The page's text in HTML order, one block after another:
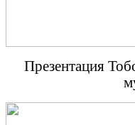
Презентация